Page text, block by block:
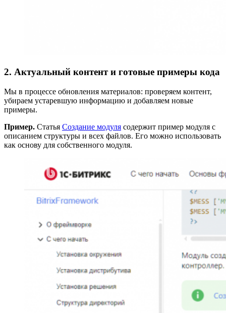
2. Актуальный контент и готовые примеры кода
Мы в процессе обновления материалов: проверяем контент,
убираем устаревшую информацию и добавляем новые
примеры.
Пример. Статья Создание модуля содержит пример модуля с
описанием структуры и всех файлов. Его можно использовать
как основу для собственного модуля.